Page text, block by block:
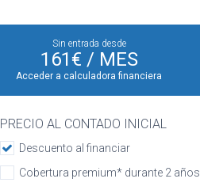
Sin entrada desde
161€ / MES
Acceder a calculadora financiera
PRECIO AL CONTADO INICIAL
Descuento al financiar
Cobertura premium* durante 2 años